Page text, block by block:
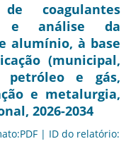
coagulantes
e análise da
alumínio, à base
(municipal,
petróleo e gás,
e metalurgia,
2026-2034
| ID do relatório: